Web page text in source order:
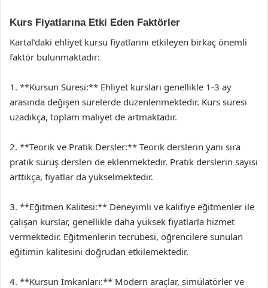
Kurs Fiyatlarına Etki Eden Faktörler
Kartal’daki ehliyet kursu fiyatlarını etkileyen birkaç önemli
faktör bulunmaktadır:
1. **Kursun Süresi:** Ehliyet kursları genellikle 1-3 ay
arasında değişen sürelerde düzenlenmektedir. Kurs süresi
uzadıkça, toplam maliyet de artmaktadır.
2. **Teorik ve Pratik Dersler:** Teorik derslerin yanı sıra
pratik sürüş dersleri de eklenmektedir. Pratik derslerin sayısı
arttıkça, fiyatlar da yükselmektedir.
3. **Eğitmen Kalitesi:** Deneyimli ve kalifiye eğitmenler ile
çalışan kurslar, genellikle daha yüksek fiyatlarla hizmet
vermektedir. Eğitmenlerin tecrübesi, öğrencilere sunulan
eğitimin kalitesini doğrudan etkilemektedir.
4. **Kursun İmkanları:** Modern araçlar, simülatörler ve